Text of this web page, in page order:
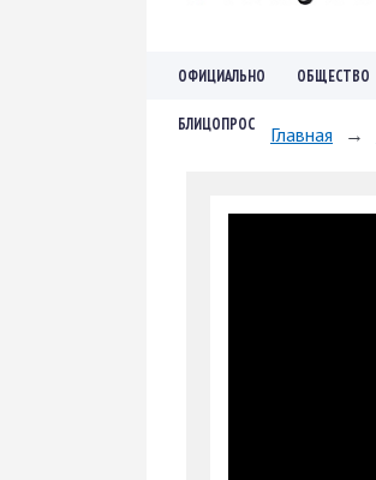
ОФИЦИАЛЬНО ОБЩЕСТВО
БЛИЦОПРОС Главная →